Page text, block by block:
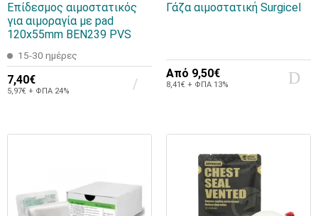
Επίδεσμος αιμοστατικός
για αιμοραγία με pad
120x55mm BEN239 PVS
15-30 ημέρες
7,40€
5,97€ + ΦΠΑ 24%
Γάζα αιμοστατική Surgicel
Από 9,50€
8,41€ + ΦΠΑ 13%